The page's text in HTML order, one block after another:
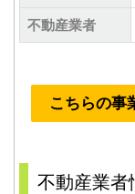
不動産業者
こちらの事
不動産業者